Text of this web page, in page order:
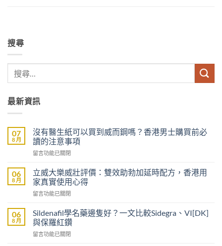
搜尋
最新資訊
07
8 月
沒有醫生紙可以買到威而鋼嗎？香港男士購買前必
讀的注意事項
在
有
醫
生
紙
以
買
到
威
留言功能已關閉
06
8 月
立威大樂威壯評價：雙效助勃加延時配方，香港用
家真實使用心得
在
威
大
樂
威
留言功能已關閉
06
8 月
Sildenafil學名藥邊隻好？一文比較Sidegra、VI[DK]
與保羅紅鑽
在
留言功能已關閉